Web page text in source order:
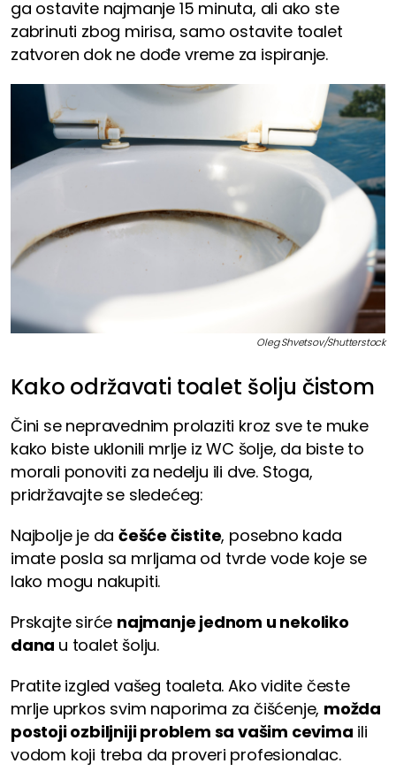
ga ostavite najmanje 15 minuta, ali ako ste
zabrinuti zbog mirisa, samo ostavite toalet
zatvoren dok ne dođe vreme za ispiranje.
Oleg Shvetsov/Shutterstock
Kako održavati toalet šolju čistom
Čini se nepravednim prolaziti kroz sve te muke
kako biste uklonili mrlje iz WC šolje, da biste to
morali ponoviti za nedelju ili dve. Stoga,
pridržavajte se sledećeg:
Najbolje je da češće čistite, posebno kada
imate posla sa mrljama od tvrde vode koje se
lako mogu nakupiti.
Prskajte sirće najmanje jednom u nekoliko
dana u toalet šolju.
Pratite izgled vašeg toaleta. Ako vidite česte
mrlje uprkos svim naporima za čišćenje, možda
postoji ozbiljniji problem sa vašim cevima ili
vodom koji treba da proveri profesionalac.